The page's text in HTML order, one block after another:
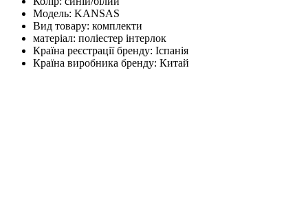
Модель: KANSAS
Вид товару: комплекти
матеріал: поліестер інтерлок
Країна реєстрації бренду: Іспанія
Країна виробника бренду: Китай